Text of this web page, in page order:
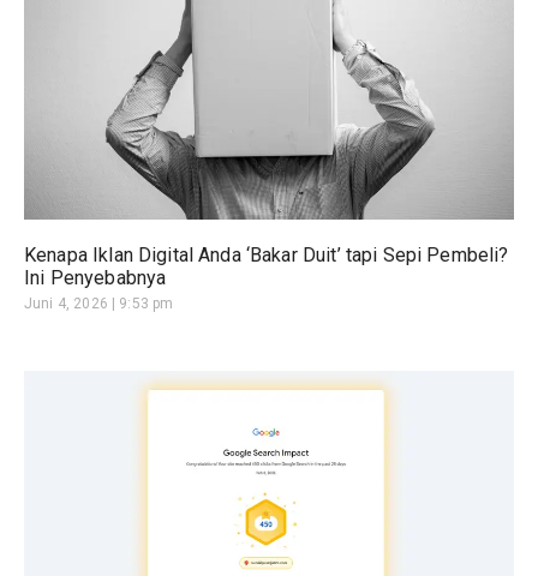
Kenapa Iklan Digital Anda ‘Bakar Duit’ tapi Sepi Pembeli?
Ini Penyebabnya
Juni 4, 2026 9:53 pm